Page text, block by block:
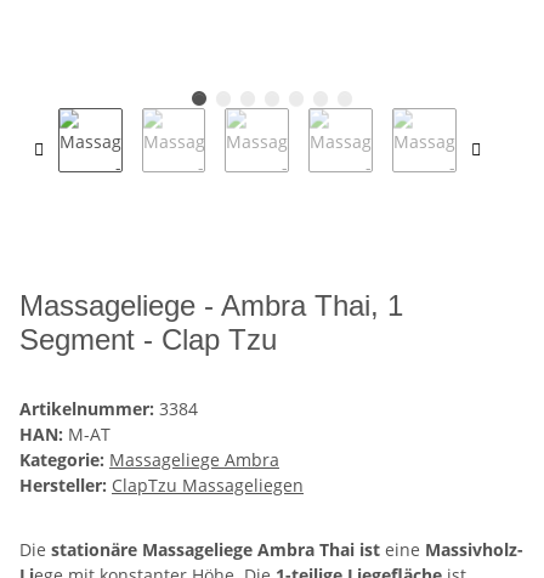
Massageliege - Ambra Thai, 1
Segment - Clap Tzu
Artikelnummer: 3384
HAN: M-AT
Kategorie: Massageliege Ambra
Hersteller: ClapTzu Massageliegen
Die stationäre Massageliege Ambra Thai ist eine Massivholz-